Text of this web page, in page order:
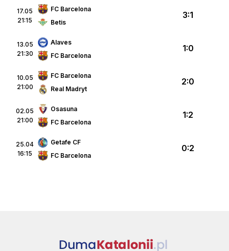
17.05
21:15
FC Barcelona
Betis
3:1
13.05
21:30
Alaves
FC Barcelona
1:0
10.05
21:00
FC Barcelona
Real Madryt
2:0
02.05
21:00
Osasuna
FC Barcelona
1:2
25.04
16:15
Getafe CF
FC Barcelona
0:2